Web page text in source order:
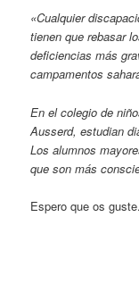
«Cualquier
tienen que rebasar
deficiencias más
campamentos
En el colegio de
Ausserd, estudian
Los alumnos
que son más
Espero que os guste.